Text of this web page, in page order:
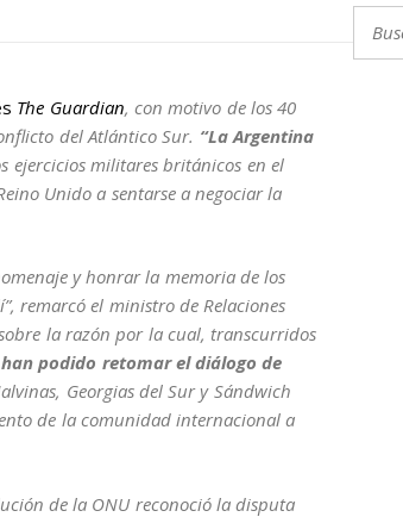
The Guardian, con motivo de los 40
del Atlántico Sur. “La Argentina
ejercicios militares británicos en el
Unido a sentarse a negociar la
y honrar la memoria de los
remarcó el ministro de Relaciones
la razón por la cual, transcurridos
podido retomar el diálogo de
Georgias del Sur y Sándwich
de la comunidad internacional a
de la ONU reconoció la disputa